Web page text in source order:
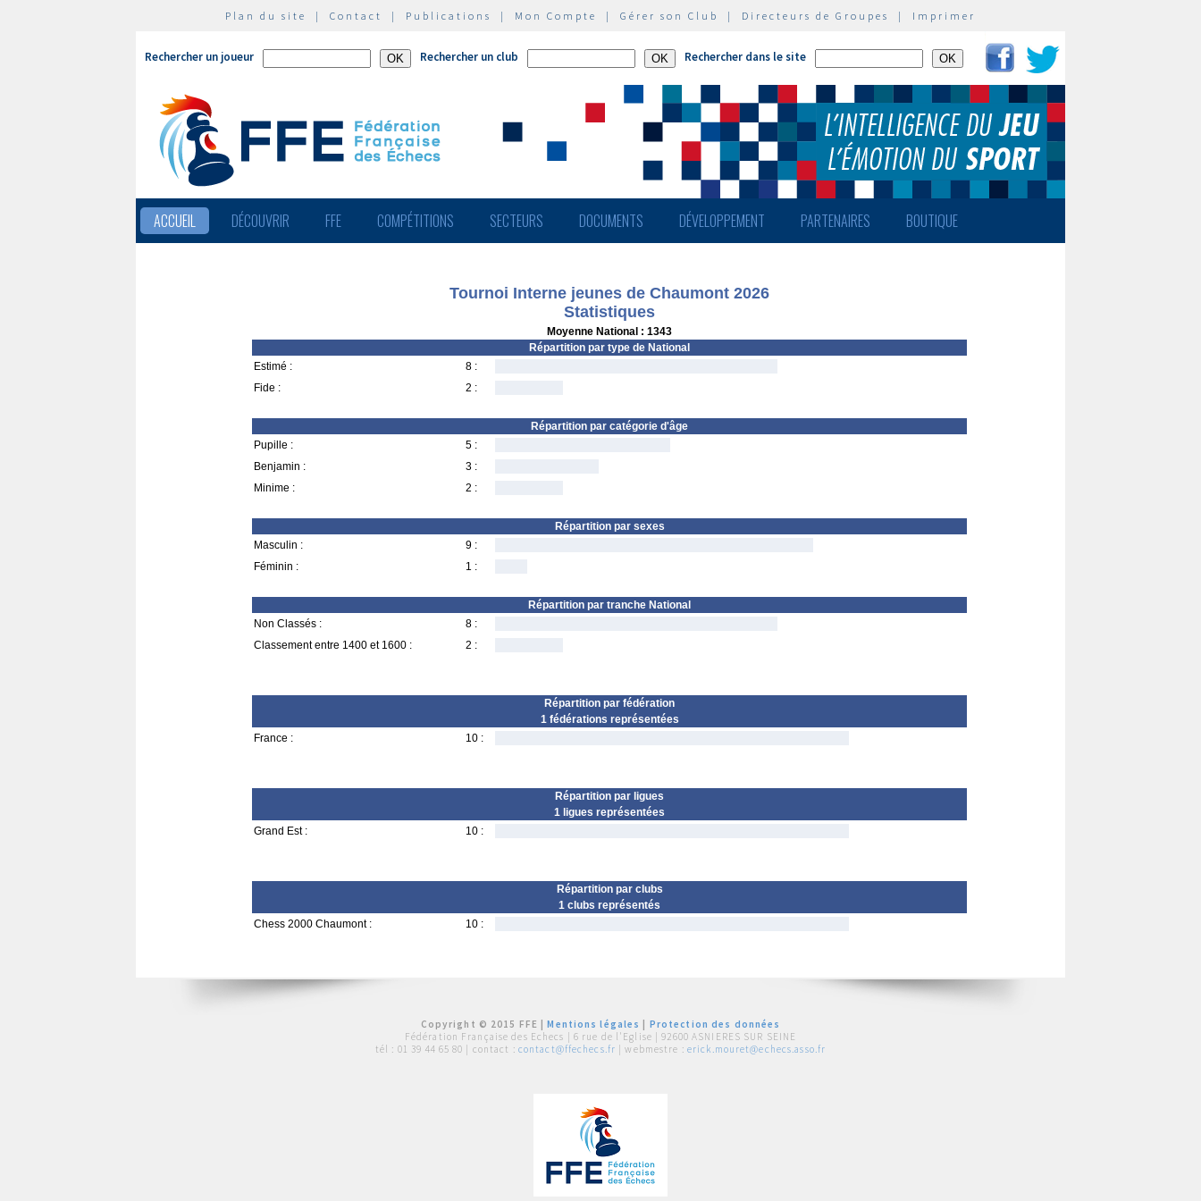
Plan du site | Contact | Publications | Mon Compte | Gérer son Club | Directeurs de Groupes | Imprimer
Rechercher un joueur Rechercher un club Rechercher dans le site
ACCUEIL DÉCOUVRIR FFE COMPÉTITIONS SECTEURS DOCUMENTS DÉVELOPPEMENT PARTENAIRES BOUTIQUE
Tournoi Interne jeunes de Chaumont 2026
Statistiques
Moyenne National : 1343
Répartition par type de National
Estimé :
8 :
Fide :
2 :
Répartition par catégorie d'âge
Pupille :
5 :
Benjamin :
3 :
Minime :
2 :
Répartition par sexes
Masculin :
9 :
Féminin :
1 :
Répartition par tranche National
Non Classés :
8 :
Classement entre 1400 et 1600 :
2 :
Répartition par fédération
1 fédérations représentées
France :
10 :
Répartition par ligues
1 ligues représentées
Grand Est :
10 :
Répartition par clubs
1 clubs représentés
Chess 2000 Chaumont :
10 :
Copyright © 2015 FFE |Mentions légales
Protection des données
Fédération Française des Echecs | 6 rue de l'Eglise | 92600 ASNIERES SUR SEINE
tél : 01 39 44 65 80 | contact : contact@ffechecs.fr | webmestre : erick.mouret@echecs.asso.fr